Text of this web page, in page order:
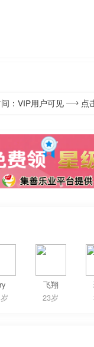
：VIP用户可见  点
飞翔
23岁